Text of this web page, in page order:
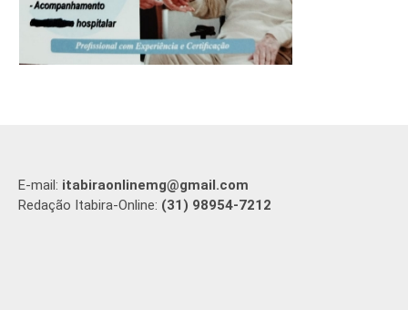
E-mail: itabiraonlinemg@gmail.com
Redação Itabira-Online: (31) 98954-7212